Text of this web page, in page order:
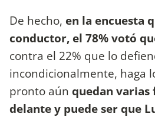
De hecho, en la encuesta
conductor, el 78% votó
contra el 22% que lo
incondicionalmente, haga
pronto aún quedan varias
delante y puede ser que